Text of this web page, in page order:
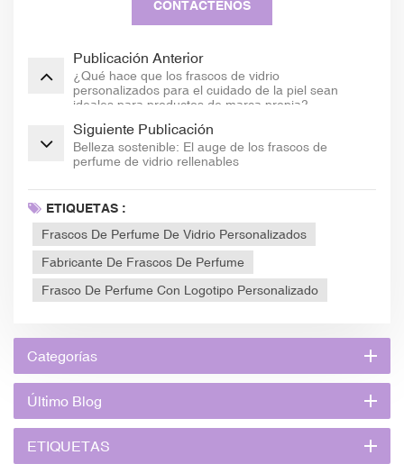
CONTÁCTENOS
Publicación Anterior
¿Qué hace que los frascos de vidrio
personalizados para el cuidado de la piel sean
ideales para productos de marca propia?
Siguiente Publicación
Belleza sostenible: El auge de los frascos de
perfume de vidrio rellenables
ETIQUETAS :
Frascos De Perfume De Vidrio Personalizados
Fabricante De Frascos De Perfume
Frasco De Perfume Con Logotipo Personalizado
Categorías
Último Blog
ETIQUETAS